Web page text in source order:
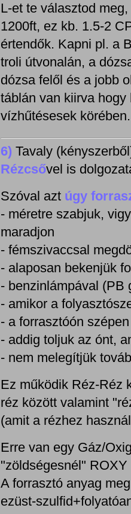
L-et te választod
1200ft, ez kb. 1.5-2
értendők. Kapni pl. a
troli útvonalán, a
dózsa felől és a jobb
táblán van kiirva
vízhűtésesek
6) Tavaly
Rézcsővel is
Szóval azt úgy
- méretre szabjuk,
maradjon
- fémszivaccsal
- alaposan bekenjük
- benzinlámpával (PB
- amikor a
- a forrasztóón
- addig toljuk az ónt,
- nem melegítjük
Ez működik Réz-Réz
réz között valamint
(amit a rézhez
Erre van egy Gáz/
"zöldségesnél"
A forrasztó anyag
ezüst-